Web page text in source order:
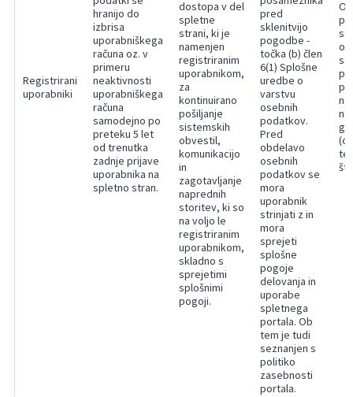
Registrirani
uporabniki
hranijo do
izbrisa
uporabniškega
računa oz. v
primeru
neaktivnosti
uporabniškega
računa
samodejno po
preteku 5 let
od trenutka
zadnje prijave
uporabnika na
spletno stran.
dostopa v del
spletne
strani, ki je
namenjen
registriranim
uporabnikom,
za
kontinuirano
pošiljanje
sistemskih
obvestil,
komunikacijo
in
zagotavljanje
naprednih
storitev, ki so
na voljo le
registriranim
uporabnikom,
skladno s
sprejetimi
splošnimi
pogoji.
pred
sklenitvijo
pogodbe -
točka (b) člen
6(1) Splošne
uredbe o
varstvu
osebnih
podatkov.
Pred
obdelavo
osebnih
podatkov se
mora
uporabnik
strinjati z in
mora
sprejeti
splošne
pogoje
delovanja in
uporabe
spletnega
portala. Ob
tem je tudi
seznanjen s
politiko
zasebnosti
portala.
se